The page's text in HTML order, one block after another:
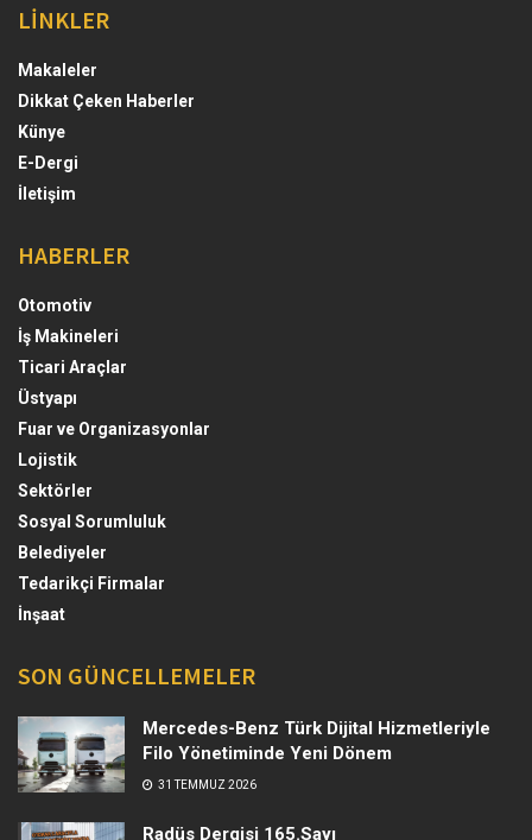
LİNKLER
Makaleler
Dikkat Çeken Haberler
Künye
E-Dergi
İletişim
HABERLER
Otomotiv
İş Makineleri
Ticari Araçlar
Üstyapı
Fuar ve Organizasyonlar
Lojistik
Sektörler
Sosyal Sorumluluk
Belediyeler
Tedarikçi Firmalar
İnşaat
SON GÜNCELLEMELER
Mercedes-Benz Türk Dijital Hizmetleriyle
Filo Yönetiminde Yeni Dönem
31 TEMMUZ 2026
Radüs Dergisi 165.Sayı